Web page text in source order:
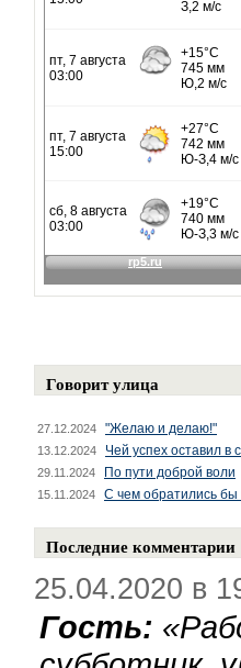
Говорит улица
27.12.2024 "Желаю и делаю!"
13.12.2024 Чей успех оставил в
29.11.2024 По пути доброй воли
15.11.2024 С чем обратились бы
Последние комментарии
25.04.2020 в
Гость: «